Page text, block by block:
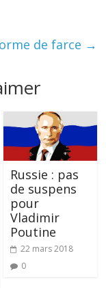
de farce →
Russie : pas
de suspens
pour
Vladimir
Poutine
22 mars 2018
0